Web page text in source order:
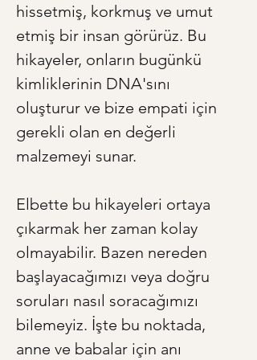
hissetmiş, korkmuş ve umut
etmiş bir insan görürüz. Bu
hikayeler, onların bugünkü
kimliklerinin DNA'sını
oluşturur ve bize empati için
gerekli olan en değerli
malzemeyi sunar.
Elbette bu hikayeleri ortaya
çıkarmak her zaman kolay
olmayabilir. Bazen nereden
başlayacağımızı veya doğru
soruları nasıl soracağımızı
bilemeyiz. İşte bu noktada,
anne ve babalar için anı